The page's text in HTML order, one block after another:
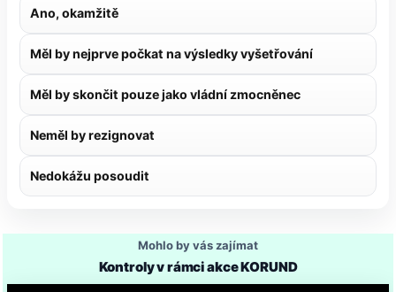
Ano, okamžitě
Měl by nejprve počkat na výsledky vyšetřování
Měl by skončit pouze jako vládní zmocněnec
Neměl by rezignovat
Nedokážu posoudit
Mohlo by vás zajímat
Kontroly v rámci akce KORUND